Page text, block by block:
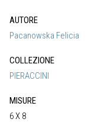
AUTORE
Pacanowska Felicia
COLLEZIONE
PIERACCINI
MISURE
6 X 8